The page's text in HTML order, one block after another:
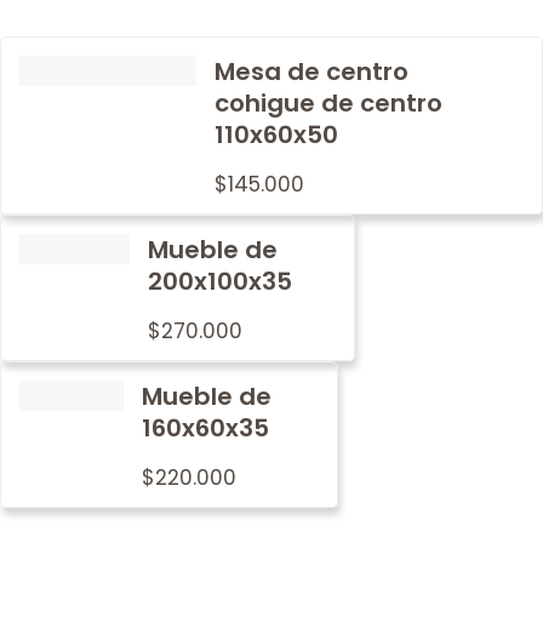
Mesa de centro
cohigue de centro
110x60x50
$145.000
Mueble de
200x100x35
$270.000
Mueble de
160x60x35
$220.000